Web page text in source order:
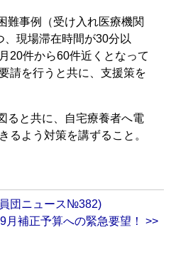
難事例（受け入れ医療機関
現場滞在時間が30分以
20件から60件近くとなって
請を行うと共に、支援策を
ると共に、自宅療養者へ電
るよう対策を講ずること。
団ニュース№382)
9月補正予算への緊急要望！ >>